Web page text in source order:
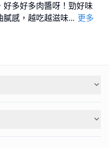
多好多肉醬呀！勁好味
膩感，越吃越滋味... 更多